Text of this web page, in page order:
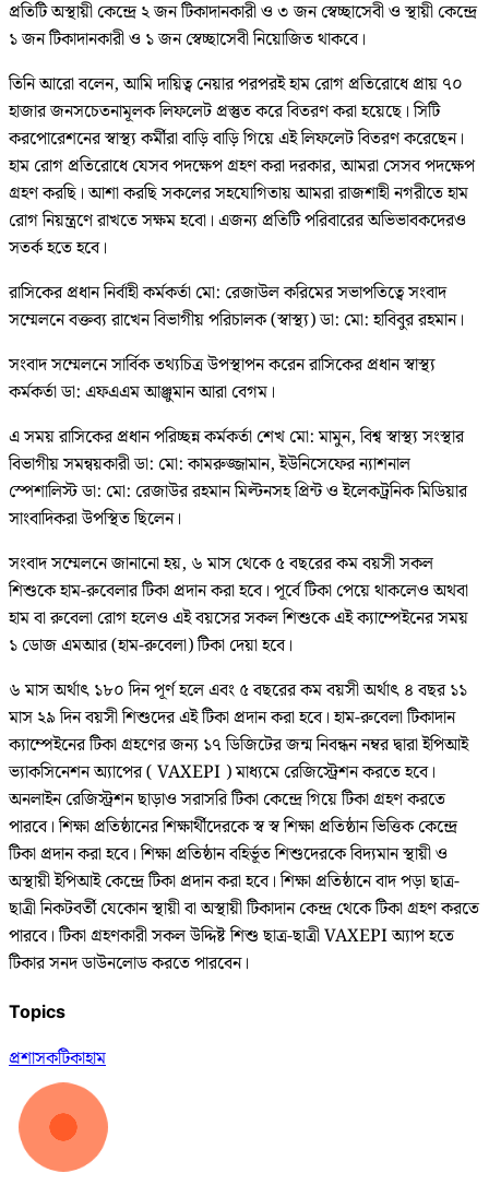
প্রতিটি অস্থায়ী কেন্দ্রে ২ জন টিকাদানকারী ও ৩ জন স্বেচ্ছাসেবী ও স্থায়ী কেন্দ্রে
১ জন টিকাদানকারী ও ১ জন স্বেচ্ছাসেবী নিয়োজিত থাকবে।
তিনি আরো বলেন, আমি দায়িত্ব নেয়ার পরপরই হাম রোগ প্রতিরোধে প্রায় ৭০
হাজার জনসচেতনামূলক লিফলেট প্রস্তুত করে বিতরণ করা হয়েছে। সিটি
করপোরেশনের স্বাস্থ্য কর্মীরা বাড়ি বাড়ি গিয়ে এই লিফলেট বিতরণ করেছেন।
হাম রোগ প্রতিরোধে যেসব পদক্ষেপ গ্রহণ করা দরকার, আমরা সেসব পদক্ষেপ
গ্রহণ করছি। আশা করছি সকলের সহযোগিতায় আমরা রাজশাহী নগরীতে হাম
রোগ নিয়ন্ত্রণে রাখতে সক্ষম হবো। এজন্য প্রতিটি পরিবারের অভিভাবকদেরও
সতর্ক হতে হবে।
রাসিকের প্রধান নির্বাহী কর্মকর্তা মো: রেজাউল করিমের সভাপতিত্বে সংবাদ
সম্মেলনে বক্তব্য রাখেন বিভাগীয় পরিচালক (স্বাস্থ্য) ডা: মো: হাবিবুর রহমান।
সংবাদ সম্মেলনে সার্বিক তথ্যচিত্র উপস্থাপন করেন রাসিকের প্রধান স্বাস্থ্য
কর্মকর্তা ডা: এফএএম আঞ্জুমান আরা বেগম।
এ সময় রাসিকের প্রধান পরিচ্ছন্ন কর্মকর্তা শেখ মো: মামুন, বিশ্ব স্বাস্থ্য সংস্থার
বিভাগীয় সমন্বয়কারী ডা: মো: কামরুজ্জামান, ইউনিসেফের ন্যাশনাল
স্পেশালিস্ট ডা: মো: রেজাউর রহমান মিল্টনসহ প্রিন্ট ও ইলেকট্রনিক মিডিয়ার
সাংবাদিকরা উপস্থিত ছিলেন।
সংবাদ সম্মেলনে জানানো হয়, ৬ মাস থেকে ৫ বছরের কম বয়সী সকল
শিশুকে হাম-রুবেলার টিকা প্রদান করা হবে। পূর্বে টিকা পেয়ে থাকলেও অথবা
হাম বা রুবেলা রোগ হলেও এই বয়সের সকল শিশুকে এই ক্যাম্পেইনের সময়
১ ডোজ এমআর (হাম-রুবেলা) টিকা দেয়া হবে।
৬ মাস অর্থাৎ ১৮০ দিন পূর্ণ হলে এবং ৫ বছরের কম বয়সী অর্থাৎ ৪ বছর ১১
মাস ২৯ দিন বয়সী শিশুদের এই টিকা প্রদান করা হবে। হাম-রুবেলা টিকাদান
ক্যাম্পেইনের টিকা গ্রহণের জন্য ১৭ ডিজিটের জন্ম নিবন্ধন নম্বর দ্বারা ইপিআই
ভ্যাকসিনেশন অ্যাপের ( VAXEPI ) মাধ্যমে রেজিস্ট্রেশন করতে হবে।
অনলাইন রেজিস্ট্রশন ছাড়াও সরাসরি টিকা কেন্দ্রে গিয়ে টিকা গ্রহণ করতে
পারবে। শিক্ষা প্রতিষ্ঠানের শিক্ষার্থীদেরকে স্ব স্ব শিক্ষা প্রতিষ্ঠান ভিত্তিক কেন্দ্রে
টিকা প্রদান করা হবে। শিক্ষা প্রতিষ্ঠান বহির্ভূত শিশুদেরকে বিদ্যমান স্থায়ী ও
অস্থায়ী ইপিআই কেন্দ্রে টিকা প্রদান করা হবে। শিক্ষা প্রতিষ্ঠানে বাদ পড়া ছাত্র-
ছাত্রী নিকটবর্তী যেকোন স্থায়ী বা অস্থায়ী টিকাদান কেন্দ্র থেকে টিকা গ্রহণ করতে
পারবে। টিকা গ্রহণকারী সকল উদ্দিষ্ট শিশু ছাত্র-ছাত্রী VAXEPI অ্যাপ হতে
টিকার সনদ ডাউনলোড করতে পারবেন।
Topics
প্রশাসকটিকাহাম